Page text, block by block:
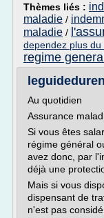
Thèmes liés :
maladie /
maladie /
dependez plus
regime
Au quotidien
Assurance
Si vous êtes
régime général
avez donc, par
déjà une
Mais si vous
dispensant de
n'est pas